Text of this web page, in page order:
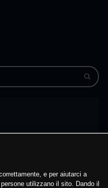
e per aiutarci a
utilizzano il sito. Dando il